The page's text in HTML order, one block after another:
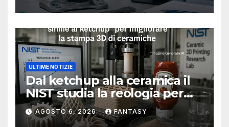
ULTIME NOTIZIE
Dal ketchup alla ceramica il
NIST studia la reologia per
rendere più affidabile la
stampa 3D
AGOSTO 6, 2026 FANTASY